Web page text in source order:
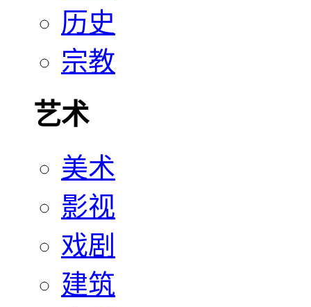
历史
宗教
艺术
美术
影视
戏剧
建筑